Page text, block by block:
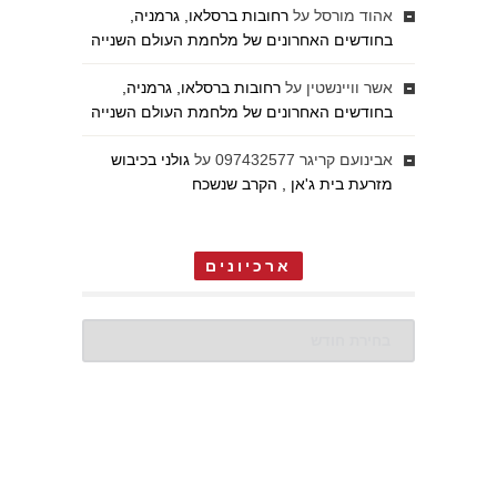
אהוד מורסל על רחובות ברסלאו, גרמניה,
בחודשים האחרונים של מלחמת העולם השנייה
אשר וויינשטין על רחובות ברסלאו, גרמניה,
בחודשים האחרונים של מלחמת העולם השנייה
אבינועם קריגר 097432577 על גולני בכיבוש
מזרעת בית ג'אן , הקרב שנשכח
ארכיונים